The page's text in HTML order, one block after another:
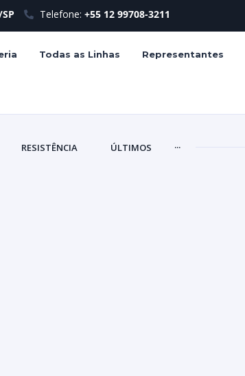
Telefone: +55 12 99708-3211
Todas as Linhas Representantes
RESISTÊNCIA ÚLTIMOS ...